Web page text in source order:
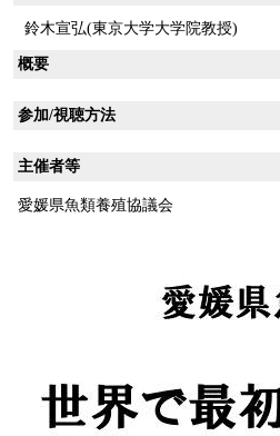
鈴木宣弘(東京大学大学院教授)
概要
参加/視聴方法
主催者等
愛媛県魚類養殖協議会